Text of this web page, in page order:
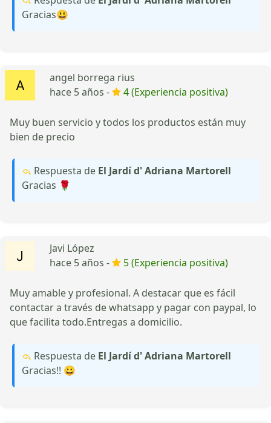
Gracias😃
angel borrega rius
hace 5 años -
4 (Experiencia positiva)
Muy buen servicio y todos los productos están muy
bien de precio
Respuesta de El Jardí d' Adriana Martorell
Gracias 🌹
Javi López
hace 5 años -
5 (Experiencia positiva)
Muy amable y profesional. A destacar que es fácil
contactar a través de whatsapp y pagar con paypal, lo
que facilita todo.Entregas a domicilio.
Respuesta de El Jardí d' Adriana Martorell
Gracias!! 😀